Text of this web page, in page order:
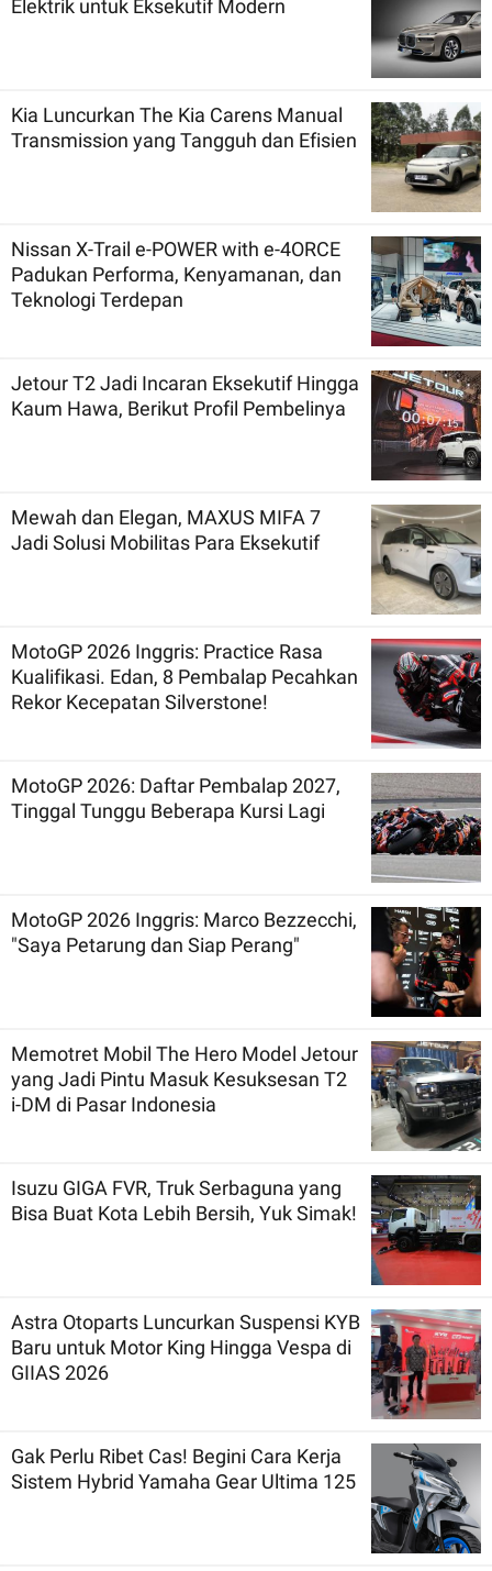
Elektrik untuk Eksekutif Modern
Kia Luncurkan The Kia Carens Manual
Transmission yang Tangguh dan Efisien
Nissan X-Trail e-POWER with e-4ORCE
Padukan Performa, Kenyamanan, dan
Teknologi Terdepan
Jetour T2 Jadi Incaran Eksekutif Hingga
Kaum Hawa, Berikut Profil Pembelinya
Mewah dan Elegan, MAXUS MIFA 7
Jadi Solusi Mobilitas Para Eksekutif
MotoGP 2026 Inggris: Practice Rasa
Kualifikasi. Edan, 8 Pembalap Pecahkan
Rekor Kecepatan Silverstone!
MotoGP 2026: Daftar Pembalap 2027,
Tinggal Tunggu Beberapa Kursi Lagi
MotoGP 2026 Inggris: Marco Bezzecchi,
"Saya Petarung dan Siap Perang"
Memotret Mobil The Hero Model Jetour
yang Jadi Pintu Masuk Kesuksesan T2
i-DM di Pasar Indonesia
Isuzu GIGA FVR, Truk Serbaguna yang
Bisa Buat Kota Lebih Bersih, Yuk Simak!
Astra Otoparts Luncurkan Suspensi KYB
Baru untuk Motor King Hingga Vespa di
GIIAS 2026
Gak Perlu Ribet Cas! Begini Cara Kerja
Sistem Hybrid Yamaha Gear Ultima 125